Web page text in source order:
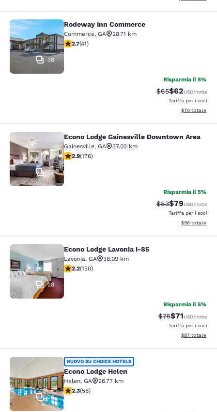
Rodeway Inn Commerce
38
Rodeway Inn Commerce
Commerce, GA
28.71 km
Valutazione di 2.71 stelle. Discreto. 41 recensioni
2.7(41)
Risparmia il 5%
Tariffa di
$65Tariffa
$62USD/notte
Tariffa per i soci
Visualizza i
$70 totale
Econo Lodge Gainesville Downtown
37
Econo Lodge Gainesville Downtown Area
Gainesville, GA
37.02 km
Valutazione di 2.86 stelle. Discreto. 176 recensioni
2.9(176)
Risparmia il 5%
Tariffa di
$83Tariffa
$79USD/notte
Tariffa per i soci
Visualizza i
$96 totale
Econo Lodge Lavonia I-85
28
Econo Lodge Lavonia I-85
Lavonia, GA
38.09 km
Valutazione di 2.21 stelle. Discreto. 150 recensioni
2.2(150)
Risparmia il 5%
Tariffa di
$75Tariffa
$71USD/notte
Tariffa per i soci
Visualizza i
$87 totale
Econo Lodge Helen
36
NUOVO SU CHOICE HOTELS
Econo Lodge Helen
Helen, GA
26.77 km
Valutazione di 2.34 stelle. Discreto. 56 recensioni
2.3(56)